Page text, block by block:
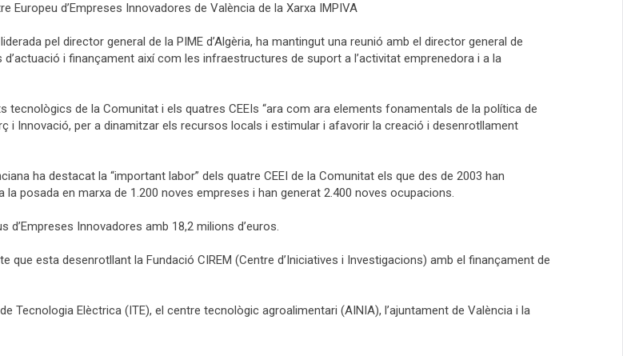
d’Empreses Innovadores de València de la Xarxa IMPIVA
pel director general de la PIME d’Algèria, ha mantingut una reunió amb el director general de
i finançament així com les infraestructures de suport a l’activitat emprenedora i a la
de la Comunitat i els quatres CEEIs “ara com ara elements fonamentals de la política de
i Innovació, per a dinamitzar els recursos locals i estimular i afavorir la creació i desenrotllament
ha destacat la “important labor” dels quatre CEEI de la Comunitat els que des de 2003 han
la posada en marxa de 1.200 noves empreses i han generat 2.400 noves ocupacions.
Innovadores amb 18,2 milions d’euros.
que esta desenrotllant la Fundació CIREM (Centre d’Iniciatives i Investigacions) amb el finançament de
Tecnologia Elèctrica (ITE), el centre tecnològic agroalimentari (AINIA), l’ajuntament de València i la